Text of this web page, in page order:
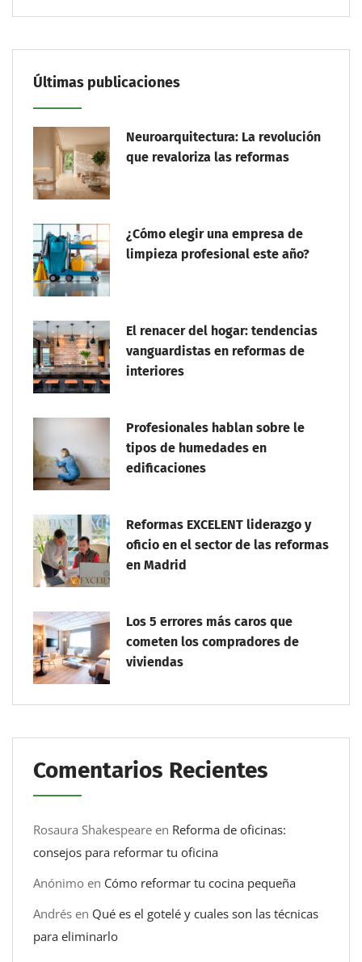
Últimas publicaciones
Neuroarquitectura: La revolución
que revaloriza las reformas
¿Cómo elegir una empresa de
limpieza profesional este año?
El renacer del hogar: tendencias
vanguardistas en reformas de
interiores
Profesionales hablan sobre le
tipos de humedades en
edificaciones
Reformas EXCELENT liderazgo y
oficio en el sector de las reformas
en Madrid
Los 5 errores más caros que
cometen los compradores de
viviendas
Comentarios Recientes
Rosaura Shakespeare en Reforma de oficinas:
consejos para reformar tu oficina
Anónimo en Cómo reformar tu cocina pequeña
Andrés en Qué es el gotelé y cuales son las técnicas
para eliminarlo